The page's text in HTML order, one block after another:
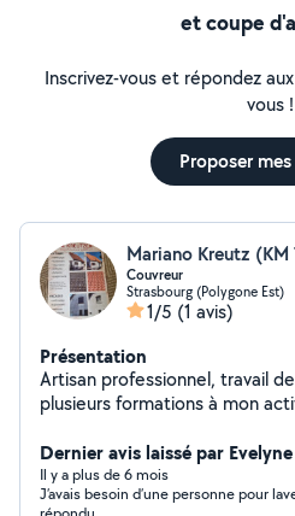
et coupe
Inscrivez-vous et répondez
vous !
Proposer
Mariano Kreutz (KM
Couvreur
Strasbourg (Polygone Est)
1/5 (1 avis)
Présentation
Artisan professionnel, travail
plusieurs formations à mon
Dernier avis laissé par
Il y a plus de 6 mois
J’avais besoin d’une personne pour